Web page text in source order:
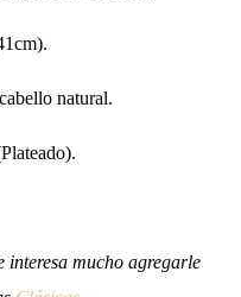
natural.
interesa mucho agregarle